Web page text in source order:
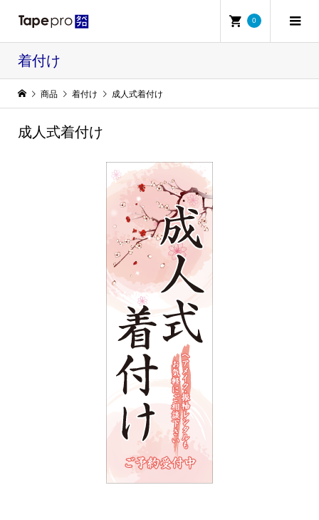
0
着付け
商品 着付け 成人式着付け
成人式着付け